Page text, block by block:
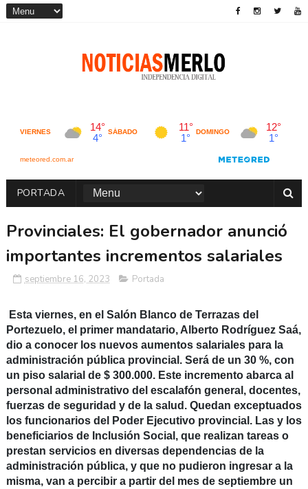
PORTADA
Provinciales: El gobernador anunció
importantes incrementos salariales
septiembre 16, 2023 Portada
Esta viernes, en el Salón Blanco de Terrazas del
Portezuelo, el primer mandatario, Alberto Rodríguez Saá,
dio a conocer los nuevos aumentos salariales para la
administración pública provincial. Será de un 30 %, con
un piso salarial de $ 300.000. Este incremento abarca al
personal administrativo del escalafón general, docentes,
fuerzas de seguridad y de la salud. Quedan exceptuados
los funcionarios del Poder Ejecutivo provincial. Las y los
beneficiarios de Inclusión Social, que realizan tareas o
prestan servicios en diversas dependencias de la
administración pública, y que no pudieron ingresar a la
misma, van a percibir a partir del mes de septiembre un